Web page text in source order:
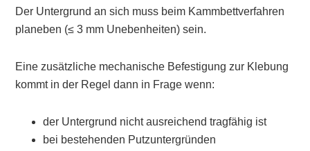
Der Untergrund an sich muss beim Kammbettverfahren
planeben (≤ 3 mm Unebenheiten) sein.
Eine zusätzliche mechanische Befestigung zur Klebung
kommt in der Regel dann in Frage wenn:
der Untergrund nicht ausreichend tragfähig ist
bei bestehenden Putzuntergründen